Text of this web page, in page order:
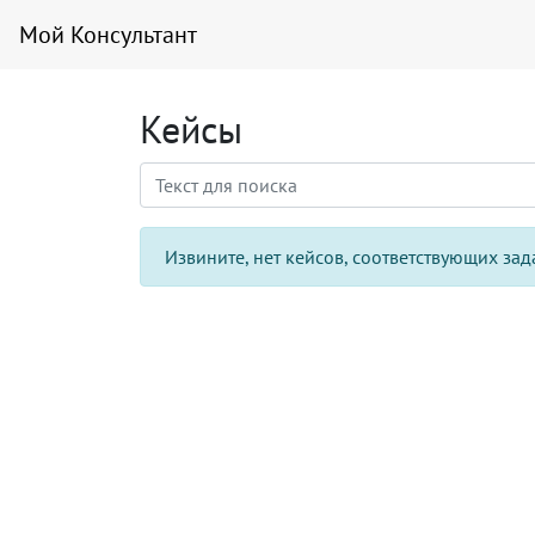
Мой Консультант
Кейсы
Извините, нет кейсов, соответствующих